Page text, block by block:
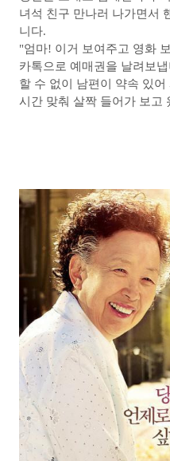
녀석 친구 만나러 나가면서
니다.
"엄마! 이거 보여주고 영화
카톡으로 예매권을 날려보
할 수 없이 남편이 약속 있
시간 맞춰 살짝 들어가 보고